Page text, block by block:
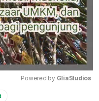
Powered by GliaStudios